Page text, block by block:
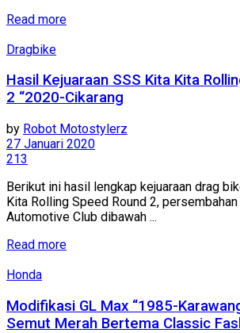
Read more
Dragbike
Hasil Kejuaraan SSS Kita Kita
2 “2020-Cikarang
by Robot Motostylerz
27 Januari 2020
213
Berikut ini hasil lengkap kejuaraan drag
Kita Rolling Speed Round 2,
Automotive Club dibawah ...
Read more
Honda
Modifikasi GL Max “1985-
Semut Merah Bertema Classic